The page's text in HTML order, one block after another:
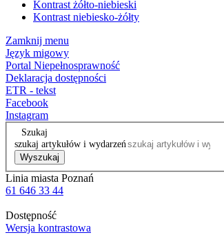
Kontrast żółto-niebieski
Kontrast niebiesko-żółty
Zamknij menu
Język migowy
Portal Niepełnosprawność
Deklaracja dostępności
ETR - tekst
Facebook
Instagram
Szukaj
szukaj artykułów i wydarzeń
Wyszukaj
Linia miasta Poznań
61 646 33 44
Dostępność
Wersja kontrastowa